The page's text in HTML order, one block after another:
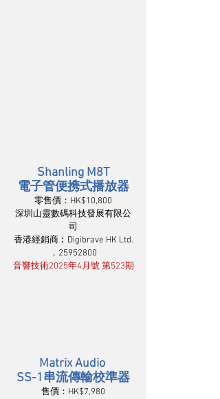
Shanling M8T
電子管便携式播放器
零售價：HK$10,800
深圳山靈數碼科技發展有限公
司
香港經銷商︰Digibrave HK Ltd.
．25952800
音響技術2025年4月號 第523期
Matrix Audio
SS-1串流傳輸校準器
售價：HK$7,980